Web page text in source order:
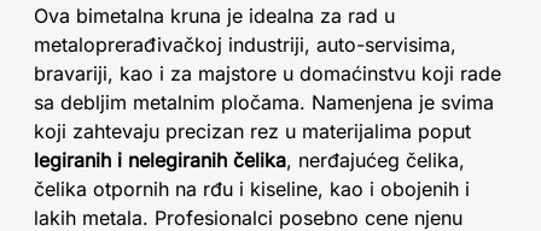
Ova bimetalna kruna je idealna za rad u
metaloprerađivačkoj industriji, auto-servisima,
bravariji, kao i za majstore u domaćinstvu koji rade
sa debljim metalnim pločama. Namenjena je svima
koji zahtevaju precizan rez u materijalima poput
legiranih i nelegiranih čelika, nerđajućeg čelika,
čelika otpornih na rđu i kiseline, kao i obojenih i
lakih metala. Profesionalci posebno cene njenu